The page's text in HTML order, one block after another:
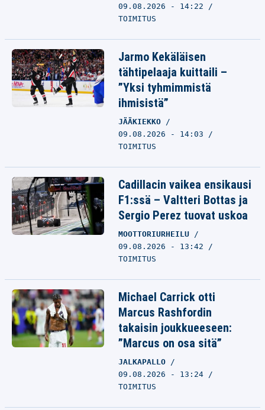
09.08.2026 - 14:22
TOIMITUS
Jarmo Kekäläisen
tähtipelaaja kuittaili –
”Yksi tyhmimmistä
ihmisistä”
JÄÄKIEKKO
09.08.2026 - 14:03
TOIMITUS
Cadillacin vaikea ensikausi
F1:ssä – Valtteri Bottas ja
Sergio Perez tuovat uskoa
MOOTTORIURHEILU
09.08.2026 - 13:42
TOIMITUS
Michael Carrick otti
Marcus Rashfordin
takaisin joukkueeseen:
”Marcus on osa sitä”
JALKAPALLO
09.08.2026 - 13:24
TOIMITUS